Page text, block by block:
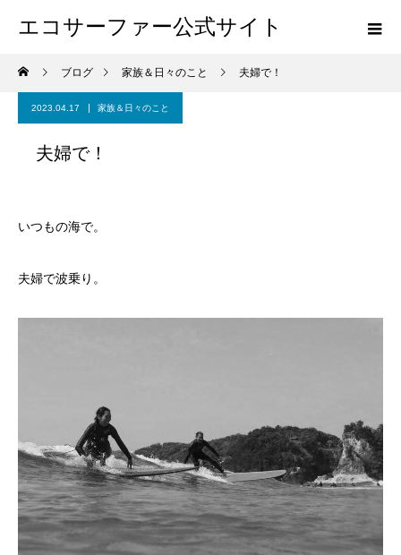
エコサーファー公式サイト
ブログ 家族＆日々のこと 夫婦で！
2023.04.17 家族＆日々のこと
夫婦で！
いつもの海で。
夫婦で波乗り。